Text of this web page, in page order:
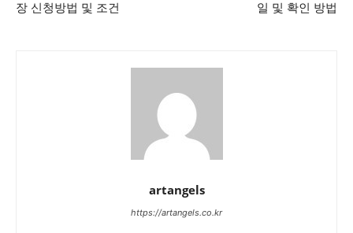
장 신청방법 및 조건
일 및 확인 방법
artangels
https://artangels.co.kr